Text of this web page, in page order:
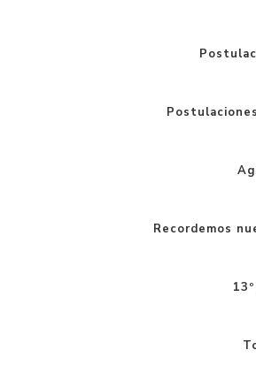
Recordemos